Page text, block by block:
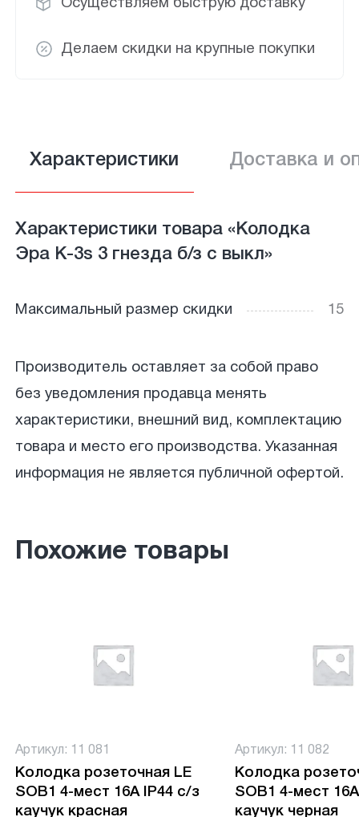
Осуществляем быструю доставку
Делаем скидки на крупные покупки
Характеристики Доставка и
Характеристики товара «Колодка
Эра К-3s 3 гнезда б/з с выкл»
Максимальный размер скидки 15
Производитель оставляет за собой право
без уведомления продавца менять
характеристики, внешний вид, комплектацию
товара и место его производства. Указанная
информация не является публичной офертой.
Похожие товары
Артикул: 11 081
Колодка розеточная LE
SOB1 4-мест 16А IP44 c/з
каучук красная
Артикул: 11 082
Колодка
SOB1 4-мест
каучук черная